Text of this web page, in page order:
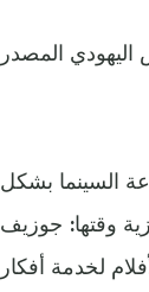
السينما بشكل
وقتها: جوزيف
لخدمة أفكار